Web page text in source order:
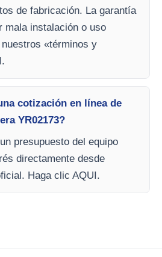
de fabricación. La garantía
mala instalación o uso
«términos y
cotización en línea de
YR02173?
presupuesto del equipo
directamente desde
Haga clic AQUI.